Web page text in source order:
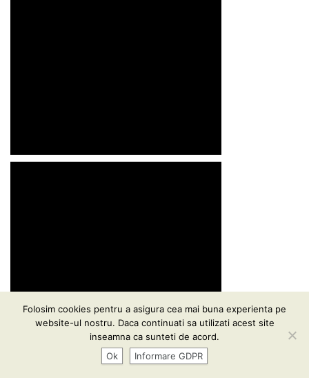
Folosim cookies pentru a asigura cea mai buna experienta pe
website-ul nostru. Daca continuati sa utilizati acest site
inseamna ca sunteti de acord.
Ok
Informare GDPR